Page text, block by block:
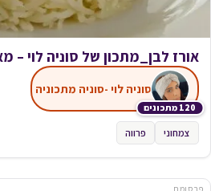
אורז לבן_מתכון של סוניה לוי –
120 מתכונים
סוניה לוי -סוניה מתכוניה
צמחוני פרווה
פרסומת